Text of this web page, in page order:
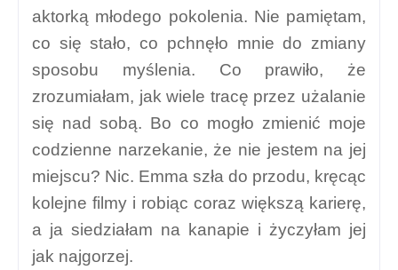
aktorką młodego pokolenia. Nie pamiętam,
co się stało, co pchnęło mnie do zmiany
sposobu myślenia. Co prawiło, że
zrozumiałam, jak wiele tracę przez użalanie
się nad sobą. Bo co mogło zmienić moje
codzienne narzekanie, że nie jestem na jej
miejscu? Nic. Emma szła do przodu, kręcąc
kolejne filmy i robiąc coraz większą karierę,
a ja siedziałam na kanapie i życzyłam jej
jak najgorzej.